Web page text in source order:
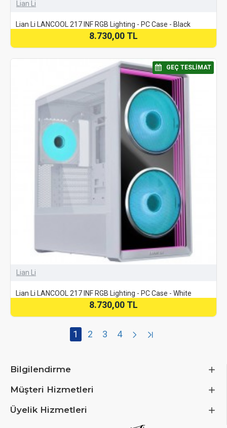
Lian Li
Lian Li LANCOOL 217 INF RGB Lighting - PC Case - Black
8.730,00 TL
⠀GEÇ TESLIMAT
Lian Li
Lian Li LANCOOL 217 INF RGB Lighting - PC Case - White
8.730,00 TL
1 2 3 4
Bilgilendirme
Müşteri Hizmetleri
Üyelik Hizmetleri